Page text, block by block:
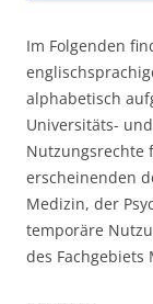
Im Folgenden
alphabetisch
Universitäts-
Nutzungsrechte
erscheinenden
Medizin, der
temporäre
des Fachgebiets